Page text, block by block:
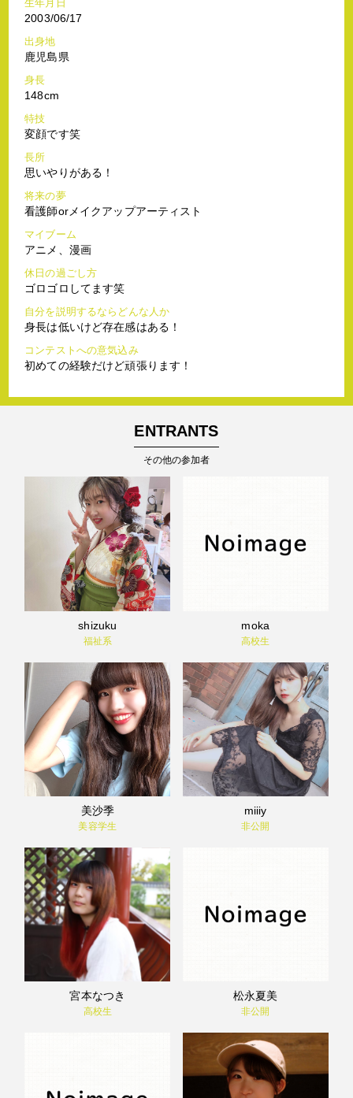
生年月日
2003/06/17
出身地
鹿児島県
身長
148cm
特技
変顔です笑
長所
思いやりがある！
将来の夢
看護師orメイクアップアーティスト
マイブーム
アニメ、漫画
休日の過ごし方
ゴロゴロしてます笑
自分を説明するならどんな人か
身長は低いけど存在感はある！
コンテストへの意気込み
初めての経験だけど頑張ります！
ENTRANTS
その他の参加者
shizuku
福祉系
moka
高校生
美沙季
美容学生
miiiy
非公開
宮本なつき
高校生
松永夏美
非公開